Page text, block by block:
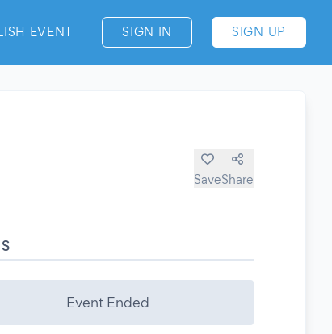
EVENT SIGN IN SIGN UP
SaveShare
Event Ended